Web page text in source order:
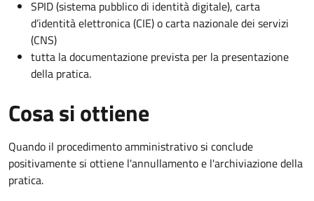
SPID (sistema pubblico di identità digitale), carta
d’identità elettronica (CIE) o carta nazionale dei servizi
(CNS)
tutta la documentazione prevista per la presentazione
della pratica.
Cosa si ottiene
Quando il procedimento amministrativo si conclude
positivamente si ottiene l'annullamento e l'archiviazione della
pratica.